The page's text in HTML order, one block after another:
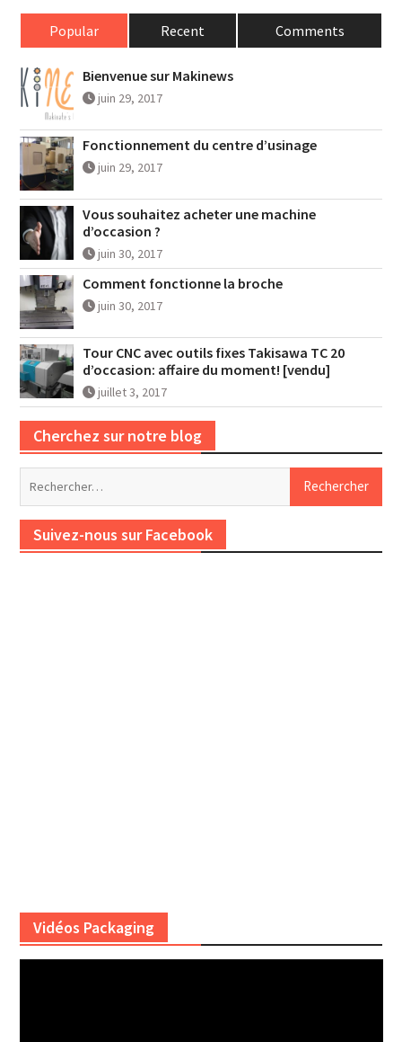
Popular Recent Comments
Bienvenue sur Makinews
juin 29, 2017
Fonctionnement du centre d’usinage
juin 29, 2017
Vous souhaitez acheter une machine
d’occasion ?
juin 30, 2017
Comment fonctionne la broche
juin 30, 2017
Tour CNC avec outils fixes Takisawa TC 20
d’occasion: affaire du moment! [vendu]
juillet 3, 2017
Cherchez sur notre blog
Suivez-nous sur Facebook
Vidéos Packaging